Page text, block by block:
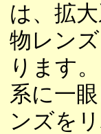
は、拡
物レン
ります
系に一
ンズを